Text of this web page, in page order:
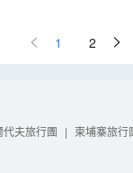
1 2
代夫旅行團 | 柬埔寨旅行